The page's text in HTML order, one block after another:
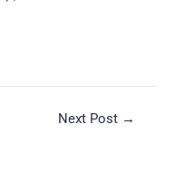
Next Post →